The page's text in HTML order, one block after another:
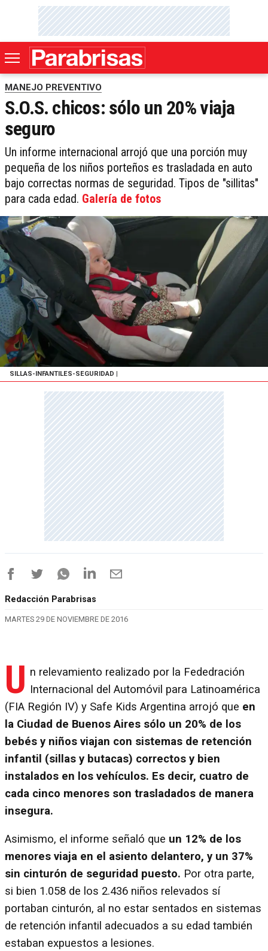
MANEJO PREVENTIVO
S.O.S. chicos: sólo un 20% viaja
seguro
Un informe internacional arrojó que una porción muy
pequeña de los niños porteños es trasladada en auto
bajo correctas normas de seguridad. Tipos de "sillitas"
para cada edad. Galería de fotos
SILLAS-INFANTILES-SEGURIDAD
Redacción Parabrisas
MARTES 29 DE NOVIEMBRE DE 2016
U n relevamiento realizado por la Fededración
Internacional del Automóvil para Latinoamérica
(FIA Región IV) y Safe Kids Argentina arrojó que en
la Ciudad de Buenos Aires sólo un 20% de los
bebés y niños viajan con sistemas de retención
infantil (sillas y butacas) correctos y bien
instalados en los vehículos. Es decir, cuatro de
cada cinco menores son trasladados de manera
insegura.
Asimismo, el informe señaló que un 12% de los
menores viaja en el asiento delantero, y un 37%
sin cinturón de seguridad puesto. Por otra parte,
si bien 1.058 de los 2.436 niños relevados sí
portaban cinturón, al no estar sentados en sistemas
de retención infantil adecuados a su edad también
estaban expuestos a lesiones.